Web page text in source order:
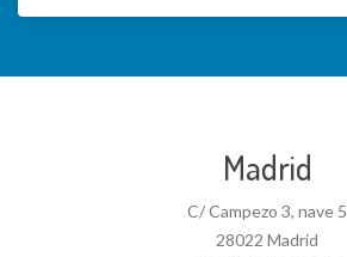
Madrid
C/ Campezo 3, nave 5
28022 Madrid